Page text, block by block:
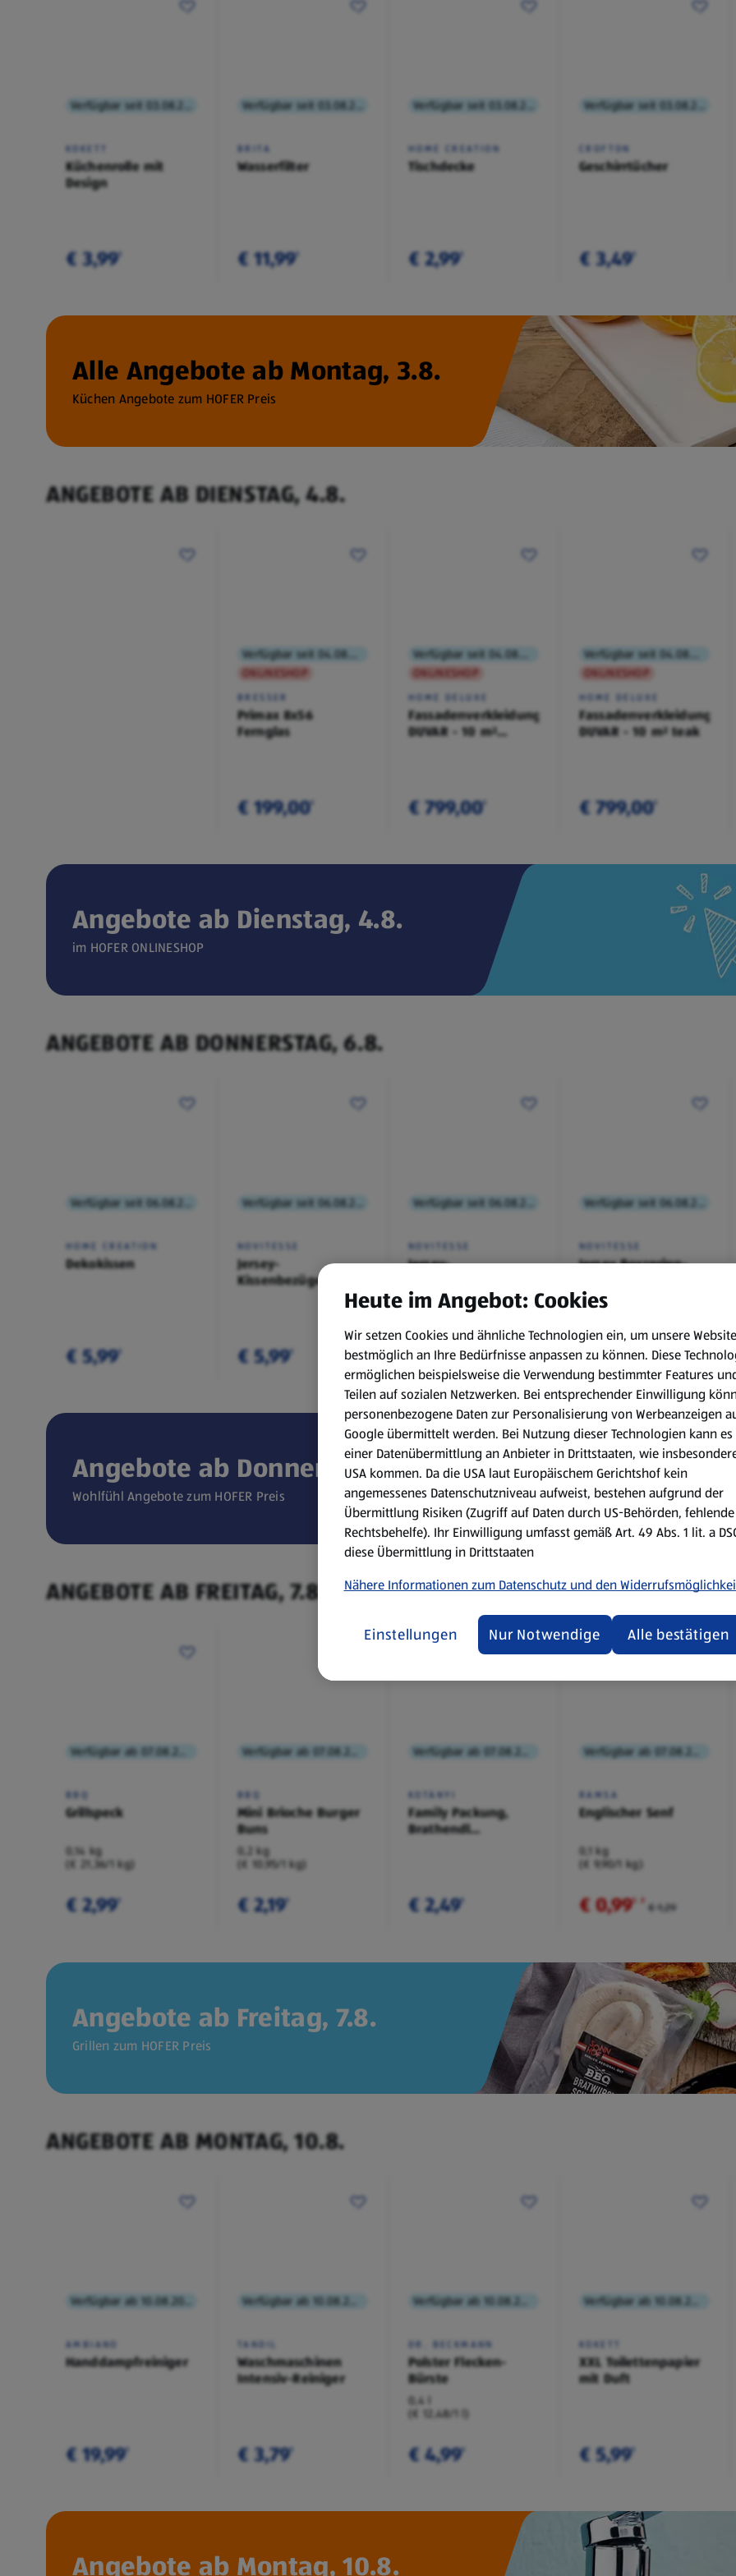
KOKETT
Küchenrolle mit
Design
€ 3,99¹
BRITA
Wasserfilter
€ 11,99¹
HOME CREATION
Tischdecke
€ 2,99¹
CROFTON
Geschirrtücher
€ 3,49¹
Alle Angebote ab Montag, 3.8.
Küchen Angebote zum HOFER Preis
ANGEBOTE AB DIENSTAG, 4.8.
Verfügbar seit 04.08.2026
CEEM
ONLINESHOP
BRESSER
Primax 8x56
Fernglas
€ 199,00¹
ONLINESHOP
HOME DELUXE
Fassadenverkleidung
DUVAR - 10 m²
€ 799,00¹
ONLINESHOP
HOME DELUXE
Fassadenverkleidung
DUVAR - 10 m² teak
€ 799,00¹
Angebote ab Dienstag, 4.8.
im HOFER ONLINESHOP
(öffnet in einem neuen Tab)
ANGEBOTE AB DONNERSTAG, 6.8.
HOME CREATION
Dekokissen
€ 5,99¹
NOVITESSE
Jersey-
Kissenbezüge,
€ 5,99¹
NOVITESSE
Jersey-
€ 9,99 ¹
NOVITESSE
Jersey Boxspring-
€ 11,99¹
Angebote ab Donnerstag, 6.8.
Wohlfühl Angebote zum HOFER Preis
ANGEBOTE AB FREITAG, 7.8.
BBQ
Grillspeck
0,14 kg
(€ 21,36/1 kg)
€ 2,99¹
BBQ
Mini Brioche Burger
Buns
0,2 kg
(€ 10,95/1 kg)
€ 2,19¹
KOTÁNYI
Family Packung,
Brathendl
€ 2,49¹
RAMSA
Englischer Senf
0,1 kg
(€ 9,90/1 kg)
€ 0,99¹ ² € 1,29
Angebote ab Freitag, 7.8.
Grillen zum HOFER Preis
ANGEBOTE AB MONTAG, 10.8.
AMBIANO
Handdampfreiniger
€ 19,99¹
TANDIL
Waschmaschinen
Intensiv-Reiniger
€ 3,79¹
DR. BECKMANN
Polster Flecken-
Bürste
0,4 l
(€ 12,48/1 l)
€ 4,99¹
KOKETT
XXL Toilettenpapier
mit Duft
€ 5,99¹
Angebote ab Montag, 10.8.
Heute im Angebot: Cookies
Wir setzen Cookies und ähnliche Technologien ein, um unsere Website
bestmöglich an Ihre Bedürfnisse anpassen zu können. Diese
ermöglichen beispielsweise die Verwendung bestimmter Features
Teilen auf sozialen Netzwerken. Bei entsprechender Einwilligung
personenbezogene Daten zur Personalisierung von Werbeanzeigen
Google übermittelt werden. Bei Nutzung dieser Technologien kann es
einer Datenübermittlung an Anbieter in Drittstaaten, wie
USA kommen. Da die USA laut Europäischem Gerichtshof kein
angemessenes Datenschutzniveau aufweist, bestehen aufgrund der
Übermittlung Risiken (Zugriff auf Daten durch US-Behörden, fehlende
Rechtsbehelfe). Ihr Einwilligung umfasst gemäß Art. 49 Abs. 1 lit. a
diese Übermittlung in Drittstaaten
Nähere Informationen zum Datenschutz und den
Einstellungen Nur Notwendige Alle bestätigen